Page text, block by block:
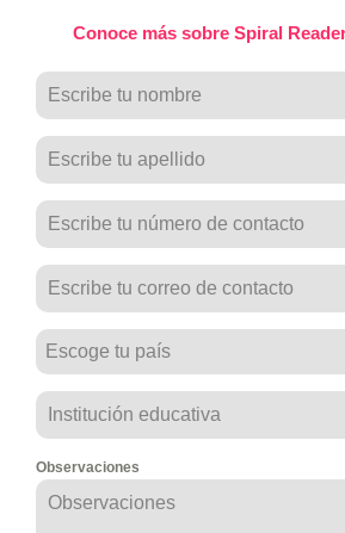
Conoce más sobre Spiral
Escoge tu país
Observaciones